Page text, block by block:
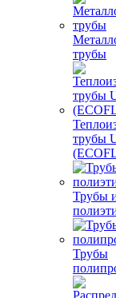
трубы
трубы
Трубы
Трубы